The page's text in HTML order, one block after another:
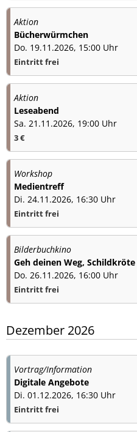
Aktion
Bücherwürmchen
Do. 19.11.2026, 15:00 Uhr
Eintritt frei
Aktion
Leseabend
Sa. 21.11.2026, 19:00 Uhr
3 €
Workshop
Medientreff
Di. 24.11.2026, 16:30 Uhr
Eintritt frei
Bilderbuchkino
Geh deinen Weg, Schildkröte
Do. 26.11.2026, 16:00 Uhr
Eintritt frei
Dezember 2026
Vortrag/Information
Digitale Angebote
Di. 01.12.2026, 16:30 Uhr
Eintritt frei